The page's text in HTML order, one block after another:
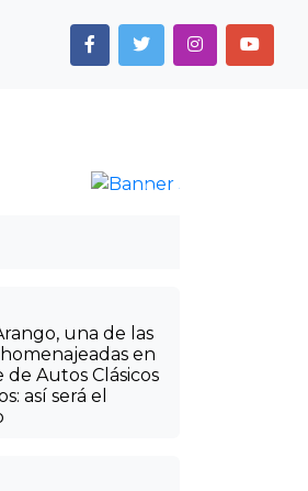
una de las
en
de Autos Clásicos
así será el